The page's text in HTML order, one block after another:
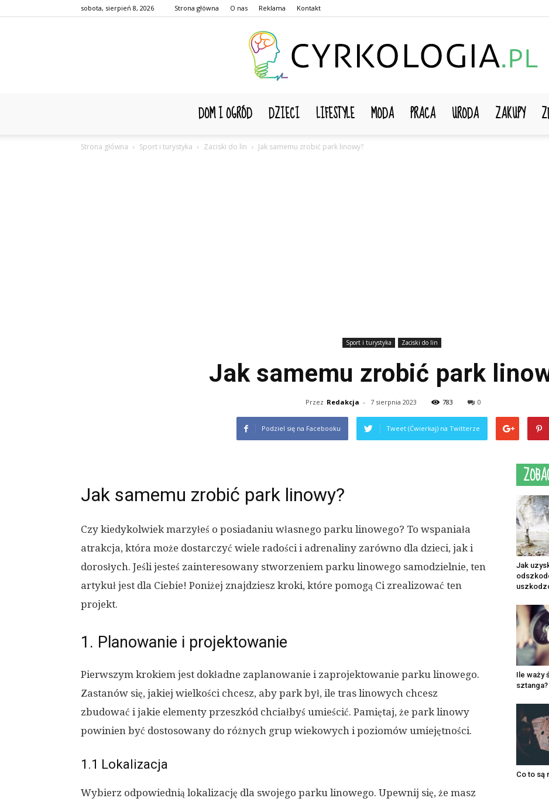
sobota, sierpień 8, 2026 Strona główna O nas Reklama Kontakt
Cyrkologia.pl
DOM I OGRÓD DZIECI LIFESTYLE MODA PRACA URODA ZAKUPY
Strona główna Sport i turystyka Zaciski do lin Jak samemu zrobić park linowy?
Sport i turystyka Zaciski do lin
Jak samemu zrobić park
Przez Redakcja - 7 sierpnia 2023 783 0
Podziel się na Facebooku Tweet (Ćwierkaj) na Twitterze
Jak samemu zrobić park linowy?
Czy kiedykolwiek marzyłeś o posiadaniu własnego parku linowego? To wspaniała
atrakcja, która może dostarczyć wiele radości i adrenaliny zarówno dla dzieci, jak i
dorosłych. Jeśli jesteś zainteresowany stworzeniem parku linowego samodzielnie, ten
artykuł jest dla Ciebie! Poniżej znajdziesz kroki, które pomogą Ci zrealizować ten
projekt.
1. Planowanie i projektowanie
Pierwszym krokiem jest dokładne zaplanowanie i zaprojektowanie parku linowego.
Zastanów się, jakiej wielkości chcesz, aby park był, ile tras linowych chcesz
zbudować i jakie elementy przeszkód chciałbyś umieścić. Pamiętaj, że park linowy
powinien być dostosowany do różnych grup wiekowych i poziomów umiejętności.
1.1 Lokalizacja
Wybierz odpowiednią lokalizację dla swojego parku linowego. Upewnij się, że masz
Jak
Ile waży
sztanga?
Co to są